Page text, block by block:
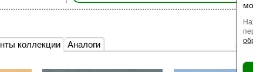
коллекции Аналоги